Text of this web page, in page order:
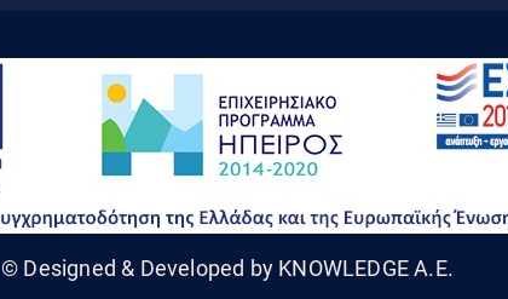
© Designed & Developed by KNOWLEDGE A.E.